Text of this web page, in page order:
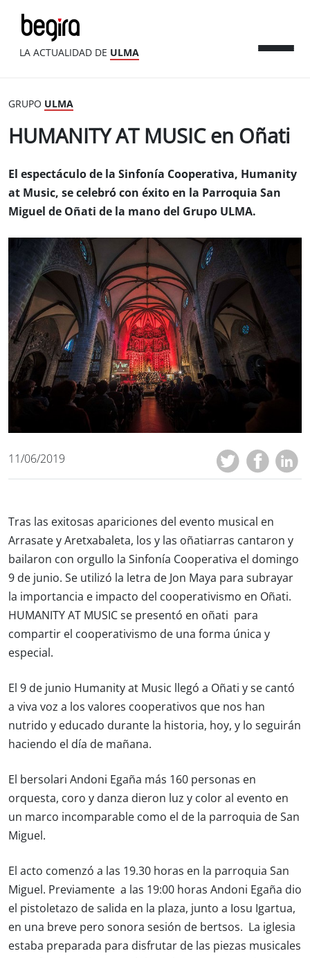
LA ACTUALIDAD DE ULMA
GRUPO ULMA
HUMANITY AT MUSIC en Oñati
El espectáculo de la Sinfonía Cooperativa, Humanity
at Music, se celebró con éxito en la Parroquia San
Miguel de Oñati de la mano del Grupo ULMA.
11/06/2019
Tras las exitosas apariciones del evento musical en
Arrasate y Aretxabaleta, los y las oñatiarras cantaron y
bailaron con orgullo la Sinfonía Cooperativa el domingo
9 de junio. Se utilizó la letra de Jon Maya para subrayar
la importancia e impacto del cooperativismo en Oñati.
HUMANITY AT MUSIC se presentó en oñati para
compartir el cooperativismo de una forma única y
especial.
El 9 de junio Humanity at Music llegó a Oñati y se cantó
a viva voz a los valores cooperativos que nos han
nutrido y educado durante la historia, hoy, y lo seguirán
haciendo el día de mañana.
El bersolari Andoni Egaña más 160 personas en
orquesta, coro y danza dieron luz y color al evento en
un marco incomparable como el de la parroquia de San
Miguel.
El acto comenzó a las 19.30 horas en la parroquia San
Miguel. Previamente a las 19:00 horas Andoni Egaña dio
el pistoletazo de salida en la plaza, junto a Iosu Igartua,
en una breve pero sonora sesión de bertsos. La iglesia
estaba preparada para disfrutar de las piezas musicales